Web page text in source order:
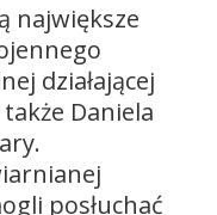
największe
działającej
Daniela
posłuchać